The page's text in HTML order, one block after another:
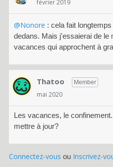
février 2019
@Nonore : cela fait
dedans. Mais j'essaierai de le
vacances qui approchent à
Thatoo Member
mai 2020
Les vacances, le
mettre à jour?
Connectez-vous ou Inscrivez-